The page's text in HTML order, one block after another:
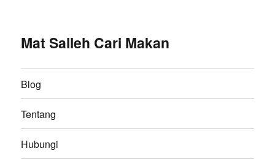
Mat Salleh Cari Makan
Blog
Tentang
Hubungi